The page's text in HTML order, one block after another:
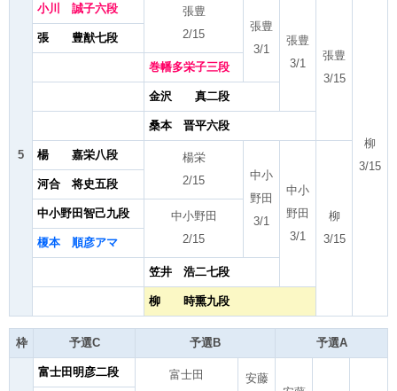
5
小川 誠子六段
張豊
2/15
張豊
3/1
張豊
3/1
張豊
3/15
柳
3/15
張 豊猷七段
巻幡多栄子三段
金沢 真二段
桑本 晋平六段
楊 嘉栄八段
楊栄
2/15
中小
野田
3/1
中小
野田
3/1
柳
3/15
河合 将史五段
中小野田智己九段
中小野田
2/15
榎本 順彦アマ
笠井 浩二七段
柳 時熏九段
枠 予選C 予選B 予選A
富士田明彦二段
富士田
安藤